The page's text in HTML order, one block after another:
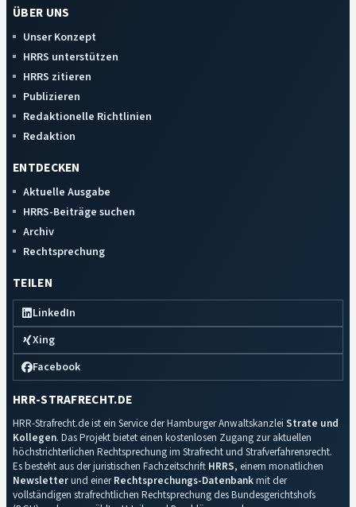
ÜBER UNS
Unser Konzept
HRRS unterstützen
HRRS zitieren
Publizieren
Redaktionelle Richtlinien
Redaktion
ENTDECKEN
Aktuelle Ausgabe
HRRS-Beiträge suchen
Archiv
Rechtsprechung
TEILEN
LinkedIn
Xing
Facebook
HRR-STRAFRECHT.DE
HRR-Strafrecht.de ist ein Service der Hamburger Anwaltskanzlei Strate und
Kollegen. Das Projekt bietet einen kostenlosen Zugang zur aktuellen
höchstrichterlichen Rechtsprechung im Strafrecht und Strafverfahrensrecht.
Es besteht aus der juristischen Fachzeitschrift HRRS, einem monatlichen
Newsletterund einerRechtsprechungs-Datenbankmit der
vollständigen strafrechtlichen Rechtsprechung des Bundesgerichtshofs